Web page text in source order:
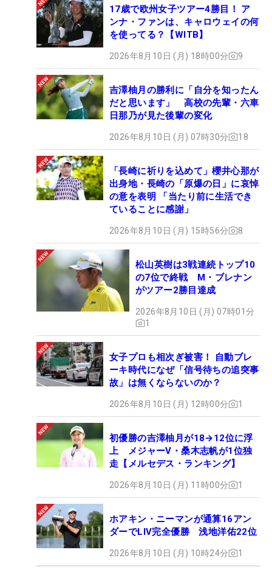
17歳で欧州女子ツアー4勝目！ ア
ンナ・ファンは、キャロウェイの何
を使ってる？【WITB】
2026年8月10日 (月) 18時00分 9
吉澤柚月の勝利に「自分を知ったん
だと思います」 高校の先輩・六車
日那乃が見た後輩の変化
2026年8月10日 (月) 07時30分 18
「長崎に祈りを込めて」櫻井心那が
出身地・長崎の「原爆の日」に哀悼
の意を表明 「当たり前に生活でき
ていることに感謝」
2026年8月10日 (月) 15時56分 8
松山英樹は3戦連続トップ10
の7位で終戦 M・ブレナン
がツアー2勝目達成
2026年8月10日 (月) 07時01分
1
女子プロも相次ぎ被害！ 自動ブレ
ーキ時代になぜ「信号待ちの追突事
故」は無くならないのか？
2026年8月10日 (月) 12時00分 1
初優勝の吉澤柚月が18→12位に浮
上 メジャーV・桑木志帆が1位独
走【メルセデス・ランキング】
2026年8月10日 (月) 11時00分 1
ホアキン・ニーマンが通算16アン
ダーでLIV完全優勝 浅地洋佑22位
2026年8月10日 (月) 10時24分 1